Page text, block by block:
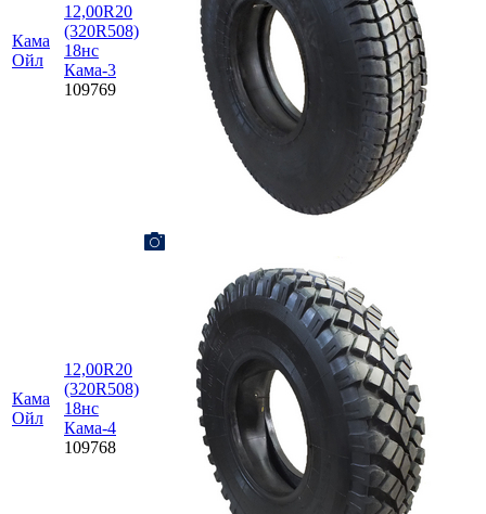
Кама
Ойл
12,00R20
(320R508)
18нс
Кама-3
109769
Кама
Ойл
12,00R20
(320R508)
18нс
Кама-4
109768